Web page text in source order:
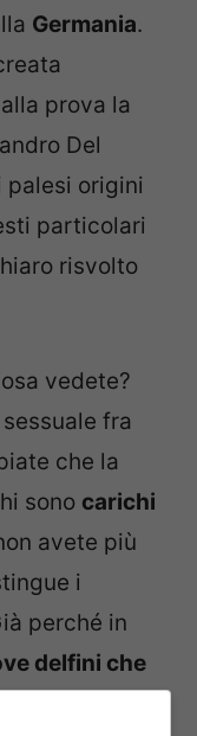
Germania.
prova la
Del
palesi origini
particolari
risvolto
vedete?
fra
che la
sono carichi
avete più
i
perché in
delfini che